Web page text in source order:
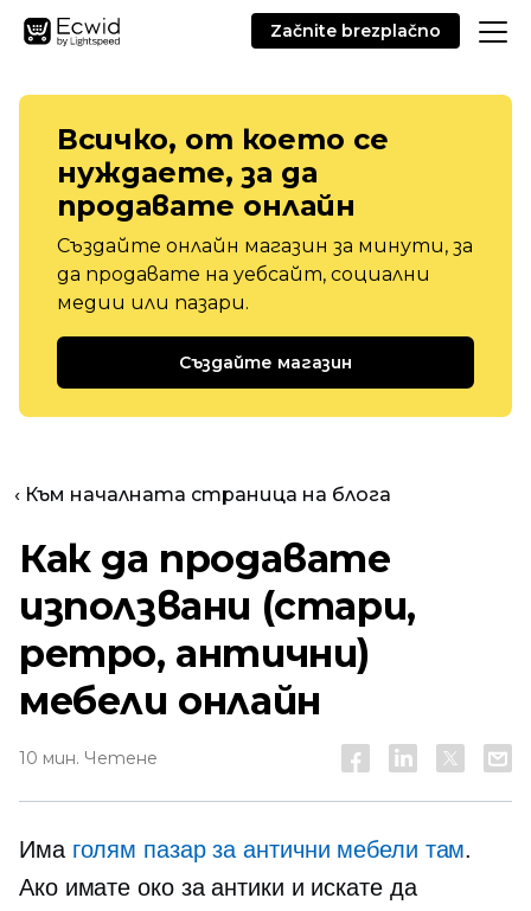
Začnite brezplačno
Всичко, от което се
нуждаете, за да
продавате онлайн
Създайте онлайн магазин за минути, за
да продавате на уебсайт, социални
медии или пазари.
Създайте магазин
‹ Към началната страница на блога
Как да продавате
използвани (стари,
ретро, ​​антични)
мебели онлайн
10 мин. Четене
Има голям пазар за антични мебели там.
Ако имате око за антики и искате да